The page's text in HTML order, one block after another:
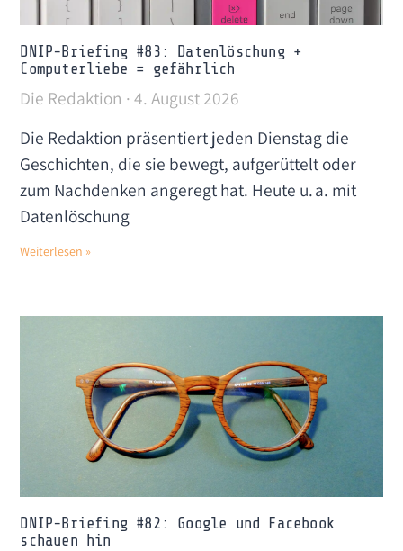
DNIP-Briefing #83: Datenlöschung +
Computerliebe = gefährlich
Die Redaktion 4. August 2026
Die Redaktion präsentiert jeden Dienstag die
Geschichten, die sie bewegt, aufgerüttelt oder
zum Nachdenken angeregt hat. Heute u. a. mit
Datenlöschung
Weiterlesen »
DNIP-Briefing #82: Google und Facebook
schauen hin